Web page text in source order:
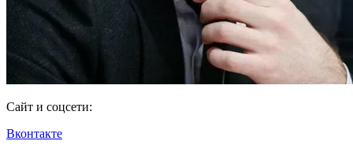
Сайт и соцсети:
Вконтакте